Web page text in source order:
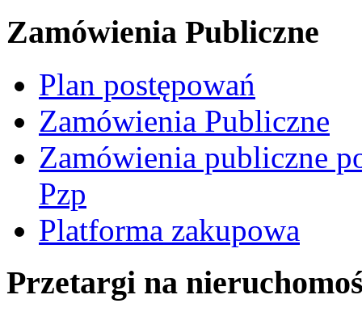
Zamówienia Publiczne
Plan postępowań
Zamówienia Publiczne
Zamówienia publiczne
Pzp
Platforma zakupowa
Przetargi na